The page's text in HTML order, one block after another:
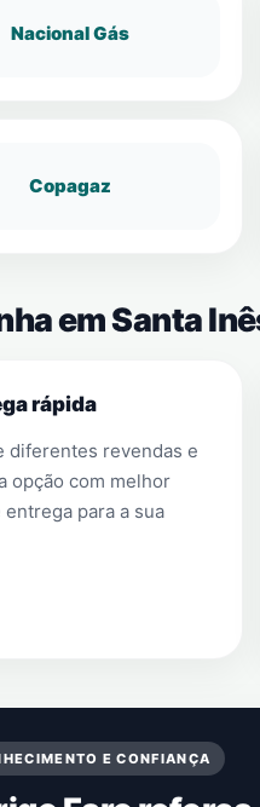
Nacional Gás
Copagaz
em Santa
rápida
diferentes revendas e
opção com melhor
entrega para a sua
E CONFIANÇA